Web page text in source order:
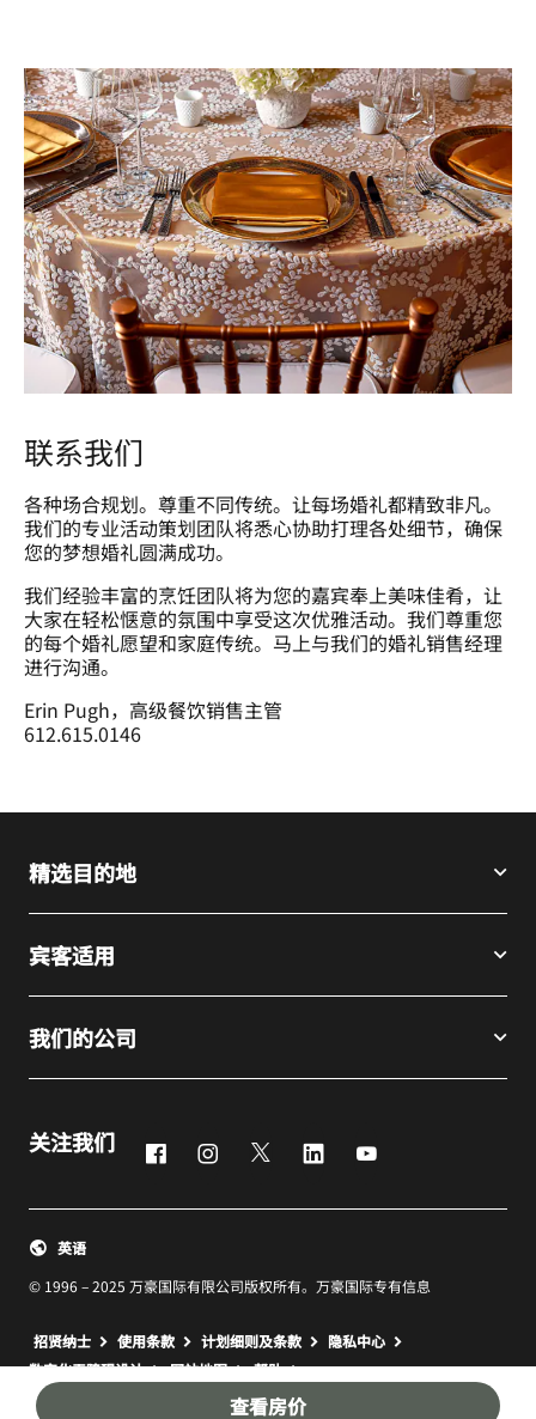
查看房价
联系我们
各种场合规划。尊重不同传统。让每场婚礼都精致非凡。
我们的专业活动策划团队将悉心协助打理各处细节，确保
您的梦想婚礼圆满成功。
我们经验丰富的烹饪团队将为您的嘉宾奉上美味佳肴，让
大家在轻松惬意的氛围中享受这次优雅活动。我们尊重您
的每个婚礼愿望和家庭传统。马上与我们的婚礼销售经理
进行沟通。
Erin Pugh，高级餐饮销售主管
612.615.0146
精选目的地
宾客适用
我们的公司
关注我们 FacebookInstagram
Twitter LinkedIn
© 1996 – 2025 万豪国际有限公司版权所有。万豪国际专有信息
英语
招贤纳士 使用条款 计划细则及条款
隐私中心
数字化无障碍设计
网站地图 打开新窗口
帮助 打开新窗口